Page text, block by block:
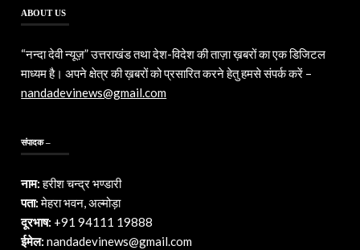
ABOUT US
“नन्दा देवी न्यूज़” उत्तराखंड तथा देश-विदेश की ताज़ा ख़बरों का एक डिजिटल
माध्यम है। अपने क्षेत्र की ख़बरों को प्रसारित करने हेतु हमसे संपर्क करें –
nandadevinews@gmail.com
संपादक –
नाम:हरीश चन्द्र भण्डारी
पता:मेहरा भवन, अल्मोड़ा
दूरभाष: +91 94111 19888
ईमेल:nandadevinews@gmail.com